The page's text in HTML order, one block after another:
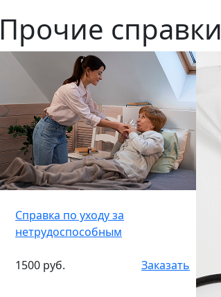
Прочие справки
Справка по уходу за
нетрудоспособным
1500 руб. Заказать